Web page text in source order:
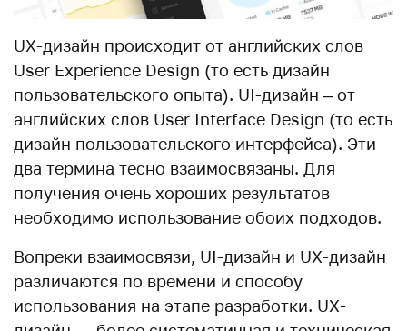
UX-дизайн происходит от английских слов
User Experience Design (то есть дизайн
пользовательского опыта). UI-дизайн – от
английских слов User Interface Design (то есть
дизайн пользовательского интерфейса). Эти
два термина тесно взаимосвязаны. Для
получения очень хороших результатов
необходимо использование обоих подходов.
Вопреки взаимосвязи, UI-дизайн и UX-дизайн
различаются по времени и способу
использования на этапе разработки. UX-